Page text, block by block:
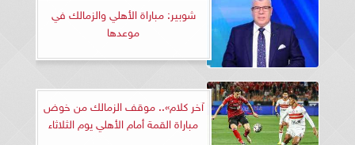
شوبير: مباراة الأهلي والزمالك في
موعدها
آخر كلام».. موقف الزمالك من خوض
مباراة القمة أمام الأهلي يوم الثلاثاء